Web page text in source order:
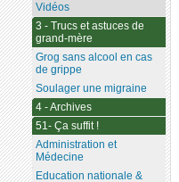
Vidéos
3 - Trucs et astuces de
grand-mère
Grog sans alcool en cas
de grippe
Soulager une migraine
4 - Archives
51- Ça suffit !
Administration et
Médecine
Education nationale &